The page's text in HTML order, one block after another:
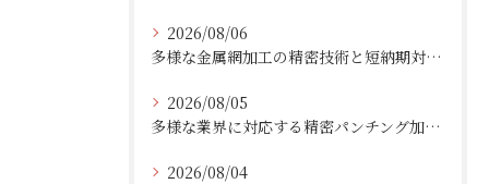
2026/08/06
多様な金属網加工の精密技術と短納期対応の実例
2026/08/05
多様な業界に対応する精密パンチング加工の実践技術
2026/08/04